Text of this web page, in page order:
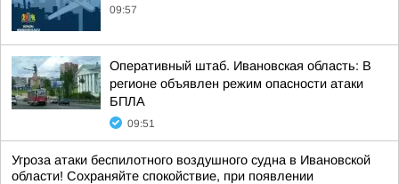
09:57
Оперативный штаб. Ивановская область: В
регионе объявлен режим опасности атаки
БПЛА
09:51
Угроза атаки беспилотного воздушного судна в Ивановской
области! Сохраняйте спокойствие, при появлении